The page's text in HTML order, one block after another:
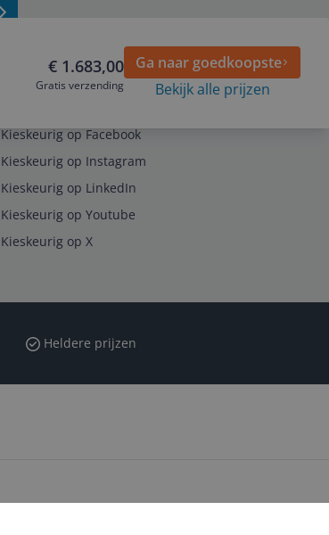
€ 1.683,00
Gratis verzending
Ga naar goedkoopste
Bekijk alle prijzen
Kieskeurig op Facebook
Kieskeurig op Instagram
Kieskeurig op LinkedIn
Kieskeurig op Youtube
Kieskeurig op X
Heldere prijzen